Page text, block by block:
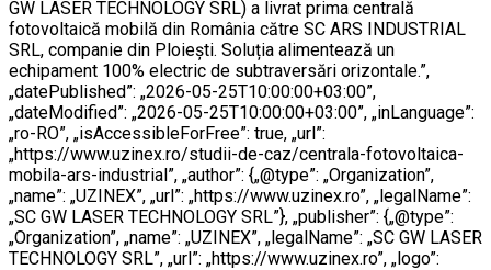
GW LASER TECHNOLOGY SRL) a livrat prima centrală
fotovoltaică mobilă din România către SC ARS INDUSTRIAL
SRL, companie din Ploiești. Soluția alimentează un
echipament 100% electric de subtraversări orizontale.”,
„datePublished”: „2026-05-25T10:00:00+03:00”,
„dateModified”: „2026-05-25T10:00:00+03:00”, „inLanguage”:
„ro-RO”, „isAccessibleForFree”: true, „url”:
„https://www.uzinex.ro/studii-de-caz/centrala-fotovoltaica-
mobila-ars-industrial”, „author”: {„@type”: „Organization”,
„name”: „UZINEX”, „url”: „https://www.uzinex.ro”, „legalName”:
„SC GW LASER TECHNOLOGY SRL”}, „publisher”: {„@type”:
„Organization”, „name”: „UZINEX”, „legalName”: „SC GW LASER
TECHNOLOGY SRL”, „url”: „https://www.uzinex.ro”, „logo”: